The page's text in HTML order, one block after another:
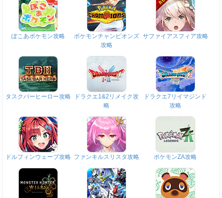
ぽこあポケモン攻略
ポケモンチャンピオンズ
攻略
サファイアスフィア攻略
タスクバーヒーロー攻略
ドラクエ1&2リメイク攻
略
ドラクエ7リイマジンド
攻略
ドルフィンウェーブ攻略 ファンキルスリスタ攻略 ポケモンZA攻略